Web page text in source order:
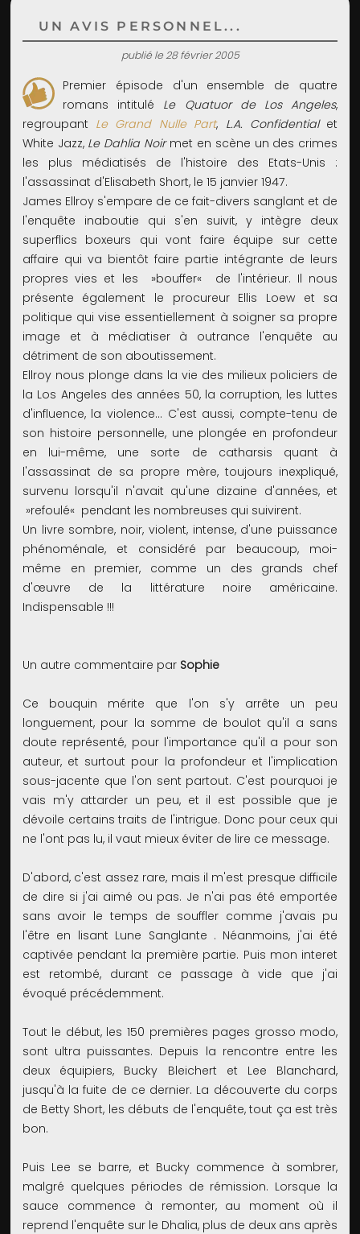
UN AVIS PERSONNEL...
publié le 28 février 2005
Premier épisode d'un ensemble de quatre
romans intitulé Le Quatuor de Los Angeles,
regroupant Le Grand Nulle Part, L.A. Confidentialet
White Jazz, Le Dahlia Noirmet en scène un des crimes
les plus médiatisés de l'histoire des Etats-Unis :
l'assassinat d'Elisabeth Short, le 15 janvier 1947.
James Ellroy s'empare de ce fait-divers sanglant et de
l'enquête inaboutie qui s'en suivit, y intègre deux
superflics boxeurs qui vont faire équipe sur cette
affaire qui va bientôt faire partie intégrante de leurs
propres vies et les »bouffer« de l'intérieur. Il nous
présente également le procureur Ellis Loew et sa
politique qui vise essentiellement à soigner sa propre
image et à médiatiser à outrance l'enquête au
détriment de son aboutissement.
Ellroy nous plonge dans la vie des milieux policiers de
la Los Angeles des années 50, la corruption, les luttes
d'influence, la violence... C'est aussi, compte-tenu de
son histoire personnelle, une plongée en profondeur
en lui-même, une sorte de catharsis quant à
l'assassinat de sa propre mère, toujours inexpliqué,
survenu lorsqu'il n'avait qu'une dizaine d'années, et
»refoulé« pendant les nombreuses qui suivirent.
Un livre sombre, noir, violent, intense, d'une puissance
phénoménale, et considéré par beaucoup, moi-
même en premier, comme un des grands chef
d'œuvre de la littérature noire américaine.
Indispensable !!!
Un autre commentaire par Sophie
Ce bouquin mérite que l'on s'y arrête un peu
longuement, pour la somme de boulot qu'il a sans
doute représenté, pour l'importance qu'il a pour son
auteur, et surtout pour la profondeur et l'implication
sous-jacente que l'on sent partout. C'est pourquoi je
vais m'y attarder un peu, et il est possible que je
dévoile certains traits de l'intrigue. Donc pour ceux qui
ne l'ont pas lu, il vaut mieux éviter de lire ce message.
D'abord, c'est assez rare, mais il m'est presque difficile
de dire si j'ai aimé ou pas. Je n'ai pas été emportée
sans avoir le temps de souffler comme j'avais pu
l'être en lisant Lune Sanglante . Néanmoins, j'ai été
captivée pendant la première partie. Puis mon interet
est retombé, durant ce passage à vide que j'ai
évoqué précédemment.
Tout le début, les 150 premières pages grosso modo,
sont ultra puissantes. Depuis la rencontre entre les
deux équipiers, Bucky Bleichert et Lee Blanchard,
jusqu'à la fuite de ce dernier. La découverte du corps
de Betty Short, les débuts de l'enquête, tout ça est très
bon.
Puis Lee se barre, et Bucky commence à sombrer,
malgré quelques périodes de rémission. Lorsque la
sauce commence à remonter, au moment où il
reprend l'enquête sur le Dhalia, plus de deux ans après